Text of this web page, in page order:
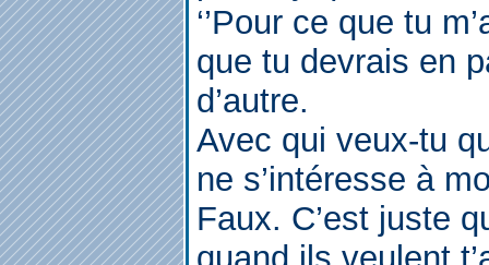
‘’Pour ce que tu
que tu devrais en
d’autre.
Avec qui veux-tu
ne s’intéresse à
Faux. C’est juste